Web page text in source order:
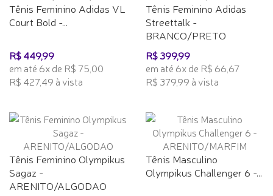
Tênis Feminino Adidas VL
Court Bold -...
R$ 449,99
em até 6x de R$ 75,00
R$ 427,49 à vista
Tênis Feminino Adidas
Streettalk -
BRANCO/PRETO
R$ 399,99
em até 6x de R$ 66,67
R$ 379,99 à vista
Tênis Feminino Olympikus
Sagaz -
ARENITO/ALGODAO
Tênis Masculino
Olympikus Challenger 6 -...